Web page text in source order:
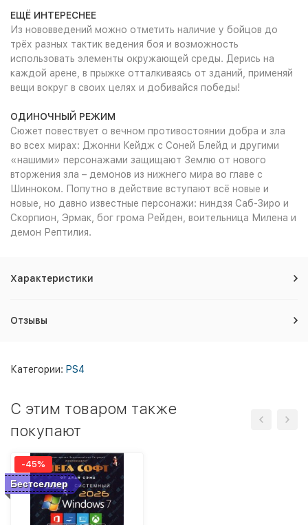
ЕЩЁ ИНТЕРЕСНЕЕ
Из нововведений можно отметить наличие у бойцов до
трёх разных тактик ведения боя и возможность
использовать элементы окружающей среды. Дерись на
каждой арене, в прыжке отталкиваясь от зданий, применяй
вещи вокруг в своих целях и добивайся победы!
ОДИНОЧНЫЙ РЕЖИМ
Сюжет повествует о вечном противостоянии добра и зла
во всех мирах: Джонни Кейдж с Соней Блейд и другими
«нашими» персонажами защищают Землю от нового
вторжения зла – демонов из нижнего мира во главе с
Шинноком. Попутно в действие вступают всё новые и
новые, но давно известные персонажи: ниндзя Саб-Зиро и
Скорпион, Эрмак, бог грома Рейден, воительница Милена и
демон Рептилия.
Характеристики
Отзывы
Категории: PS4
C этим товаром также
покупают
Бестселлер
-45%